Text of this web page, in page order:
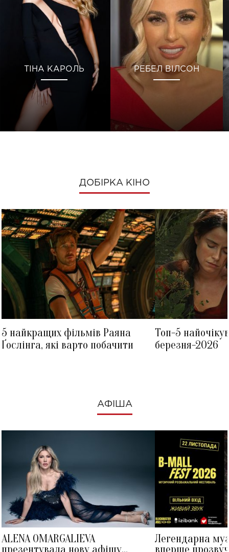
ТІНА КАРОЛЬ РЕБЕЛ ВІЛСОН
ДОБІРКА КІНО
5 найкращих фільмів Раяна
Ґослінга, які варто побачити
Топ-5
березня-2026
АФІША
ALENA OMARGALIEVA
Легендарна